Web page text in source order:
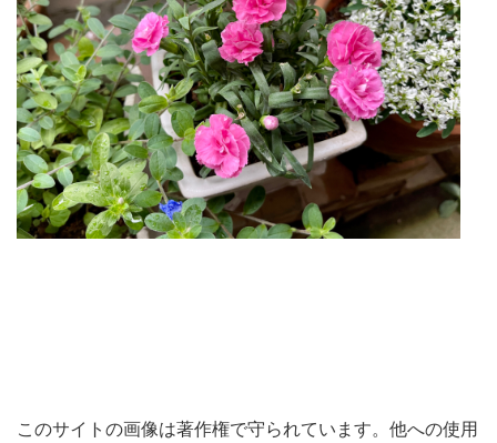
このサイトの画像は著作権で守られています。他への使用